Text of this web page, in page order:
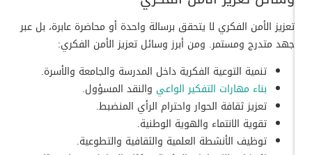
تعزيز الأمن الفكري لا يتحقق برسالة واحدة أو محاضرة عابرة، بل عبر
جهد متدرج ومستمر. ومن أبرز وسائل تعزيز الأمن الفكري:
تنمية التوعية الفكرية داخل المدرسة والجامعة والأسرة.
بناء مهارات التفكير الواعيوالنقد المسؤول.
تعزيز ثقافة الحوار واحترام الرأي المنضبط.
تقوية الانتماء والهوية الوطنية.
توظيف الأنشطة العلمية والثقافية والتطوعية.